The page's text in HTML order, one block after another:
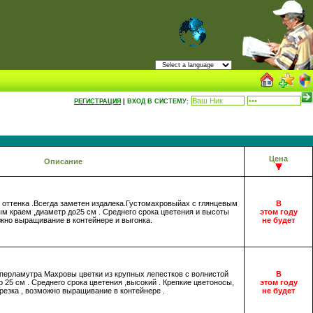
РЕГИСТРАЦИЯ ВХОД В СИСТЕМУ:
Описание Цена
.Всегда заметен издалека.Густомахровыйах с глянцевым
краем ,диаметр до25 см . Среднего срока цветения и высоты
выращивание в контейнере и выгонка.
В
этом году
не будет
Махровы цветки из крупных лепестков с волнистой
см . Среднего срока цветения ,высокий . Крепкие цветоносы,
, возможно выращивание в контейнере .
В
этом году
не будет